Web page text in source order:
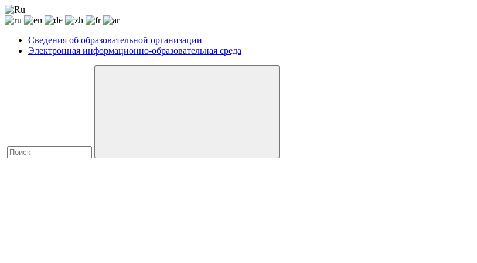
Сведения об образовательной организации
Электронная информационно-образовательная среда